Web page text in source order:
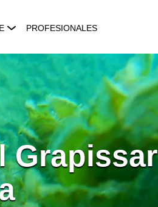
PROFESIONALES
Grapissar